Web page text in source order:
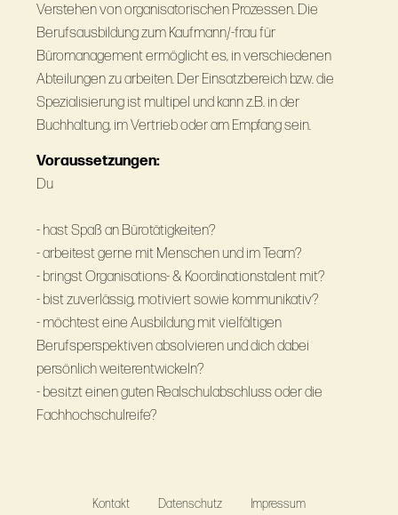
Verstehen von organisatorischen Prozessen. Die
Berufsausbildung zum Kaufmann/-frau für
Büromanagement ermöglicht es, in verschiedenen
Abteilungen zu arbeiten. Der Einsatzbereich bzw. die
Spezialisierung ist multipel und kann z.B. in der
Buchhaltung, im Vertrieb oder am Empfang sein.
Voraussetzungen:
Du
- hast Spaß an Bürotätigkeiten?
- arbeitest gerne mit Menschen und im Team?
- bringst Organisations- & Koordinationstalent mit?
- bist zuverlässig, motiviert sowie kommunikativ?
- möchtest eine Ausbildung mit vielfältigen
Berufsperspektiven absolvieren und dich dabei
persönlich weiterentwickeln?
- besitzt einen guten Realschulabschluss oder die
Fachhochschulreife?
Kontakt Datenschutz Impressum